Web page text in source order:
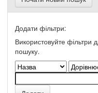
Додати фільтри:
Використовуйте фільтри
пошуку.